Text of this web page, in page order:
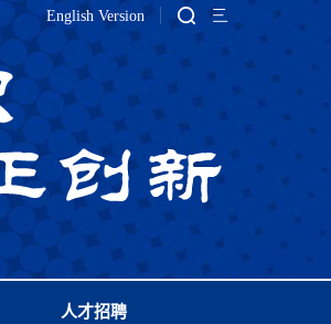
English Version
人才招聘